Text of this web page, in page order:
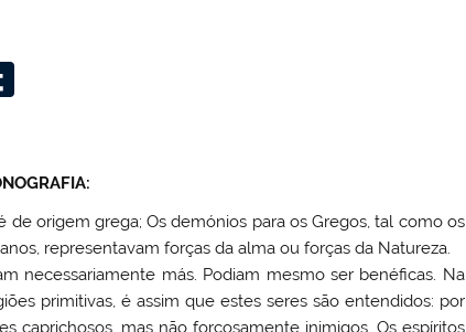
bl
r
de origem grega; Os demónios para os Gregos, tal como os
representavam forças da alma ou forças da Natureza.
necessariamente más. Podiam mesmo ser benéficas. Na
primitivas, é assim que estes seres são entendidos: por